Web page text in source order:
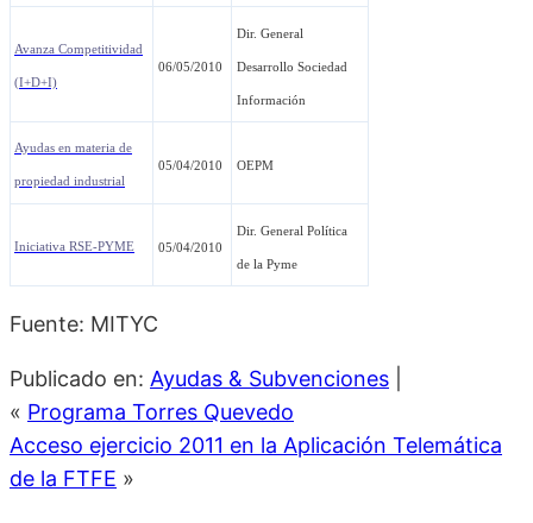
Avanza Competitividad
(I+D+I)
06/05/2010
Dir. General
Desarrollo Sociedad
Información
Ayudas en materia de
propiedad industrial
05/04/2010 OEPM
Iniciativa RSE-PYME 05/04/2010
Dir. General Política
de la Pyme
Fuente: MITYC
Publicado en: Ayudas & Subvenciones
« Programa Torres Quevedo
Acceso ejercicio 2011 en la Aplicación Telemática
de la FTFE »